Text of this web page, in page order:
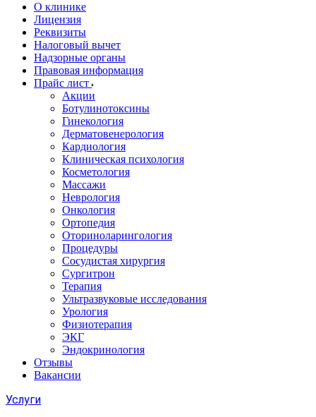
О клинике
Лицензия
Реквизиты
Налоговый вычет
Надзорные органы
Правовая информация
Прайс лист
Акции
Ботулинотоксины
Гинекология
Дерматовенерология
Кардиология
Клиническая психология
Косметология
Массажи
Неврология
Онкология
Ортопедия
Оториноларингология
Процедуры
Сосудистая хирургия
Сургитрон
Терапия
Ультразвуковые исследования
Урология
Физиотерапия
ЭКГ
Эндокринология
Отзывы
Вакансии
Услуги